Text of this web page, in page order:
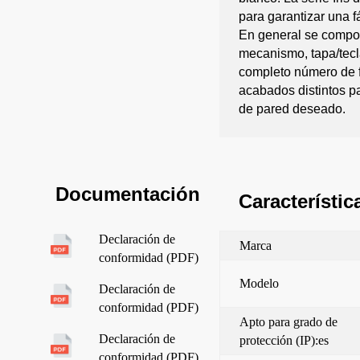
para garantizar una
En general se
mecanismo, tapa/
completo número de
acabados distintos
de pared deseado.
Documentación
Declaración de
conformidad (PDF)
Declaración de
conformidad (PDF)
Declaración de
Marca
Modelo
Apto para grado de
protección (IP):es